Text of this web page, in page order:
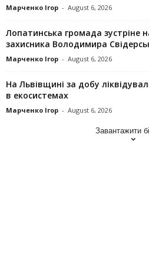
Марченко Ігор - August 6, 2026
Лопатинська громада зустріне
захисника Володимира
Марченко Ігор - August 6, 2026
На Львівщині за добу
в екосистемах
Марченко Ігор - August 6, 2026
Завантажити